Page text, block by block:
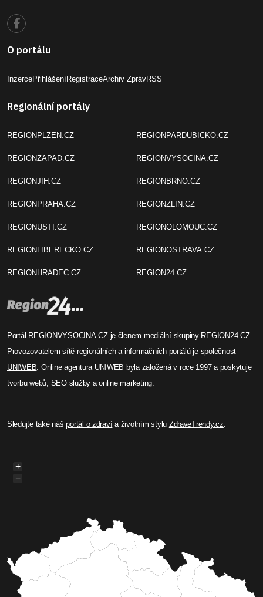
O portálu
InzercePřihlášeníRegistraceArchiv ZprávRSS
Regionální portály
REGIONPLZEN.CZ
REGIONZAPAD.CZ
REGIONJIH.CZ
REGIONPRAHA.CZ
REGIONUSTI.CZ
REGIONLIBERECKO.CZ
REGIONHRADEC.CZ
REGIONPARDUBICKO.CZ
REGIONVYSOCINA.CZ
REGIONBRNO.CZ
REGIONZLIN.CZ
REGIONOLOMOUC.CZ
REGIONOSTRAVA.CZ
REGION24.CZ
Portál REGIONVYSOCINA.CZ je členem mediální skupiny REGION24.CZ.
Provozovatelem sítě regionálních a informačních portálů je společnost
UNIWEB. Online agentura UNIWEB byla založená v roce 1997 a poskytuje
tvorbu webů, SEO služby a online marketing.
Sledujte také nášportál o zdravía životním stylu ZdraveTrendy.cz.
+
−